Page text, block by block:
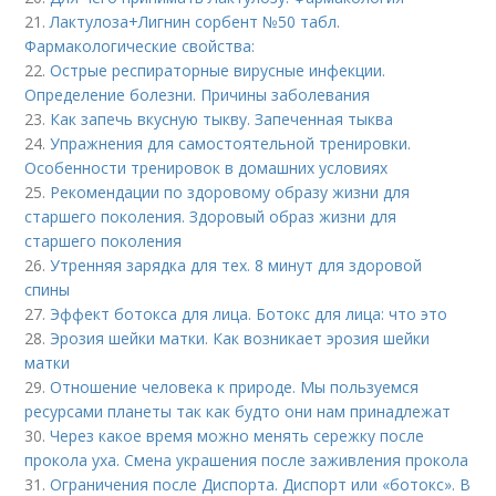
21.Лактулоза+Лигнин сорбент №50 табл.
Фармакологические свойства:
22.Острые респираторные вирусные инфекции.
Определение болезни. Причины заболевания
23. Как запечь вкусную тыкву. Запеченная тыква
24.Упражнения для самостоятельной тренировки.
Особенности тренировок в домашних условиях
25. Рекомендации по здоровому образу жизни для
старшего поколения. Здоровый образ жизни для
старшего поколения
26.Утренняя зарядка для тех. 8 минут для здоровой
спины
27. Эффект ботокса для лица. Ботокс для лица: что это
28. Эрозия шейки матки. Как возникает эрозия шейки
матки
29.Отношение человека к природе. Мы пользуемся
ресурсами планеты так как будто они нам принадлежат
30.Через какое время можно менять сережку после
прокола уха. Смена украшения после заживления прокола
31.Ограничения после Диспорта. Диспорт или «ботокс». В